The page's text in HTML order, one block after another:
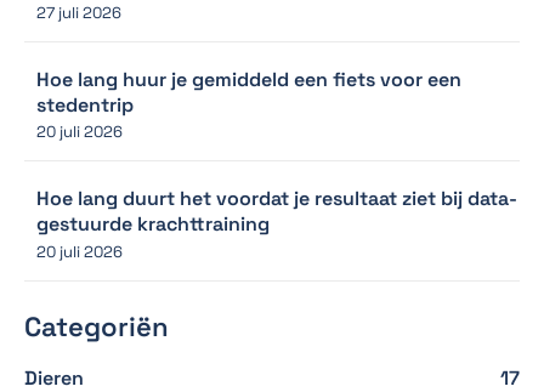
27 juli 2026
Hoe lang huur je gemiddeld een fiets voor een
stedentrip
20 juli 2026
Hoe lang duurt het voordat je resultaat ziet bij data-
gestuurde krachttraining
20 juli 2026
Categoriën
Dieren
17